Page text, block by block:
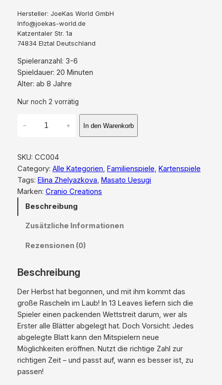
Hersteller: JoeKas World GmbH
Info@joekas-world.de
Katzentaler Str. 1a
74834 Elztal Deutschland
Spieleranzahl: 3-6
Spieldauer: 20 Minuten
Alter: ab 8 Jahre
Nur noch 2 vorrätig
e
a
v
e
s
s
c
h
e
A
u
s
g
a
b
− + In den Warenkorb
SKU: CC004
Category: Alle Kategorien Familienspiele Kartenspiele
Tags: Elina Zhelyazkova Masato Uesugi
Marken: Cranio Creations
Beschreibung
Zusätzliche Informationen
Rezensionen (0)
Beschreibung
Der Herbst hat begonnen, und mit ihm kommt das
große Rascheln im Laub! In 13 Leaves liefern sich die
Spieler einen packenden Wettstreit darum, wer als
Erster alle Blätter abgelegt hat. Doch Vorsicht: Jedes
abgelegte Blatt kann den Mitspielern neue
Möglichkeiten eröffnen. Nutzt die richtige Zahl zur
richtigen Zeit – und passt auf, wann es besser ist, zu
passen!